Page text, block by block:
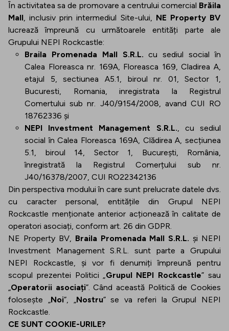
În activitatea sa de promovare a centrului comercial Brăila
Mall, inclusiv prin intermediul Site-ului, NE Property BV
lucrează împreună cu următoarele entități parte ale
Grupului NEPI Rockcastle:
Braila Promenada Mall S.R.L. cu sediul social în
Calea Floreasca nr. 169A, Floreasca 169, Cladirea A,
etajul 5, sectiunea A5.1, biroul nr. 01, Sector 1,
Bucuresti, Romania, inregistrata la Registrul
Comertului sub nr. J40/9154/2008, avand CUI RO
18762336 și
NEPI Investment Management S.R.L., cu sediul
social în Calea Floreasca 169A, Clădirea A, secțiunea
5.1, biroul 14, Sector 1, București, România,
înregistrată la Registrul Comerțului sub nr.
J40/16378/2007, CUI RO22342136
Din perspectiva modului în care sunt prelucrate datele dvs.
cu caracter personal, entitățile din Grupul NEPI
Rockcastle menționate anterior acționează în calitate de
operatori asociați, conform art. 26 din GDPR.
NE Property BV, Braila Promenada Mall S.R.L. și NEPI
Investment Management S.R.L. sunt parte a Grupului
NEPI Rockcastle, și vor fi denumiți împreună pentru
scopul prezentei Politici „Grupul NEPI Rockcastle” sau
„Operatorii asociați”. Când această Politică de Cookies
folosește „Noi”, „Nostru” se va referi la Grupul NEPI
Rockcastle.
CE SUNT COOKIE-URILE?